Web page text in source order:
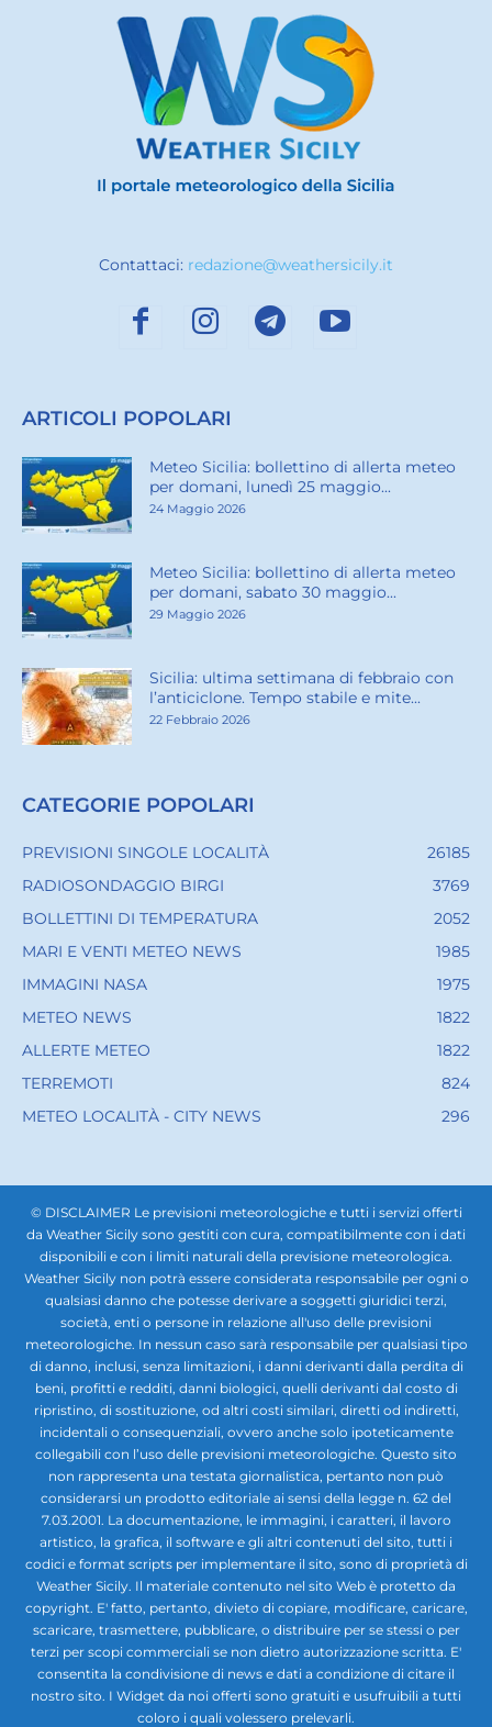
Contattaci: redazione@weathersicily.it
ARTICOLI POPOLARI
Meteo Sicilia: bollettino di allerta meteo
per domani, lunedì 25 maggio...
24 Maggio 2026
Meteo Sicilia: bollettino di allerta meteo
per domani, sabato 30 maggio...
29 Maggio 2026
Sicilia: ultima settimana di febbraio con
l’anticiclone. Tempo stabile e mite...
22 Febbraio 2026
CATEGORIE POPOLARI
PREVISIONI SINGOLE LOCALITÀ
26185
RADIOSONDAGGIO BIRGI
3769
BOLLETTINI DI TEMPERATURA
2052
MARI E VENTI METEO NEWS
1985
IMMAGINI NASA
1975
METEO NEWS
1822
ALLERTE METEO
1822
TERREMOTI
824
METEO LOCALITÀ - CITY NEWS
296
© DISCLAIMER Le previsioni meteorologiche e tutti i servizi offerti
da Weather Sicily sono gestiti con cura, compatibilmente con i dati
disponibili e con i limiti naturali della previsione meteorologica.
Weather Sicily non potrà essere considerata responsabile per ogni o
qualsiasi danno che potesse derivare a soggetti giuridici terzi,
società, enti o persone in relazione all'uso delle previsioni
meteorologiche. In nessun caso sarà responsabile per qualsiasi tipo
di danno, inclusi, senza limitazioni, i danni derivanti dalla perdita di
beni, profitti e redditi, danni biologici, quelli derivanti dal costo di
ripristino, di sostituzione, od altri costi similari, diretti od indiretti,
incidentali o consequenziali, ovvero anche solo ipoteticamente
collegabili con l’uso delle previsioni meteorologiche. Questo sito
non rappresenta una testata giornalistica, pertanto non può
considerarsi un prodotto editoriale ai sensi della legge n. 62 del
7.03.2001. La documentazione, le immagini, i caratteri, il lavoro
artistico, la grafica, il software e gli altri contenuti del sito, tutti i
codici e format scripts per implementare il sito, sono di proprietà di
Weather Sicily. Il materiale contenuto nel sito Web è protetto da
copyright. E' fatto, pertanto, divieto di copiare, modificare, caricare,
scaricare, trasmettere, pubblicare, o distribuire per se stessi o per
terzi per scopi commerciali se non dietro autorizzazione scritta. E'
consentita la condivisione di news e dati a condizione di citare il
nostro sito. I Widget da noi offerti sono gratuiti e usufruibili a tutti
coloro i quali volessero prelevarli.